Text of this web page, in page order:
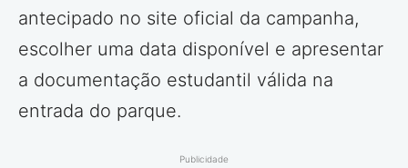
antecipado no site oficial da campanha,
escolher uma data disponível e apresentar
a documentação estudantil válida na
entrada do parque.
Publicidade